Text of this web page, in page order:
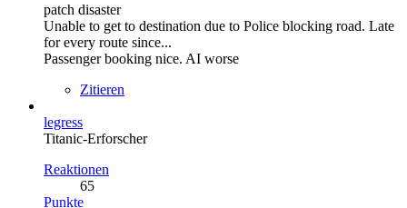
patch disaster
Unable to get to destination due to Police blocking road. Late
for every route since...
Passenger booking nice. AI worse
Zitieren
legress
Titanic-Erforscher
Reaktionen
65
Punkte